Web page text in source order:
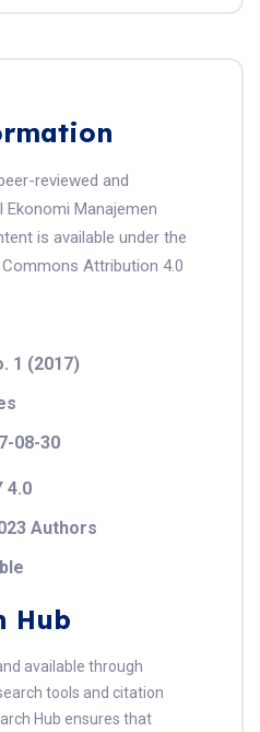
reviewed and
Ekonomi Manajemen
is available under the
Attribution 4.0
1 (2017)
08-30
4.0
Authors
Hub
available through
tools and citation
Hub ensures that